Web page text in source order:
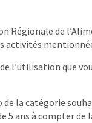
Régionale de
l’utilisation que
la catégorie
ans à compter de